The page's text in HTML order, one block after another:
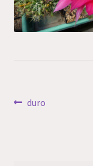
Vorheriger
duro